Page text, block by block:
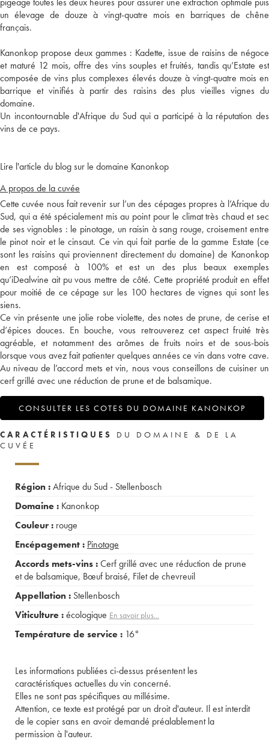
un élevage de douze à vingt-quatre mois en barriques de chêne
français.
Kanonkop propose deux gammes : Kadette, issue de raisins de négoce
et maturé 12 mois, offre des vins souples et fruités, tandis qu’Estate est
composée de vins plus complexes élevés douze à vingt-quatre mois en
barrique et vinifiés à partir des raisins des plus vieilles vignes du
domaine.
Un incontournable d'Afrique du Sud qui a participé à la réputation des
vins de ce pays.
Lire l'article du blog sur le domaine Kanonkop
A propos de la cuvée
Cette cuvée nous fait revenir sur l’un des cépages propres à l’Afrique du
Sud, qui a été spécialement mis au point pour le climat très chaud et sec
de ses vignobles : le pinotage, un raisin à sang rouge, croisement entre
le pinot noir et le cinsaut. Ce vin qui fait partie de la gamme Estate (ce
sont les raisins qui proviennent directement du domaine) de Kanonkop
en est composé à 100% et est un des plus beaux exemples
qu’iDealwine ait pu vous mettre de côté. Cette propriété produit en effet
pour moitié de ce cépage sur les 100 hectares de vignes qui sont les
siens.
Ce vin présente une jolie robe violette, des notes de prune, de cerise et
d’épices douces. En bouche, vous retrouverez cet aspect fruité très
agréable, et notamment des arômes de fruits noirs et de sous-bois
lorsque vous avez fait patienter quelques années ce vin dans votre cave.
Au niveau de l’accord mets et vin, nous vous conseillons de cuisiner un
cerf grillé avec une réduction de prune et de balsamique.
CONSULTER LES COTES DU DOMAINE KANONKOP
CARACTÉRISTIQUES
DU DOMAINE & DE LA
CUVÉE
Région :Afrique du Sud - Stellenbosch
Domaine : Kanonkop
Couleur : rouge
Encépagement : Pinotage
Accords mets-vins :Cerf grillé avec une réduction de prune
et de balsamique, Bœuf braisé, Filet de chevreuil
Appellation : Stellenbosch
Viticulture :écologique En savoir plus...
Température de service : 16°
Les informations publiées ci-dessus présentent les
caractéristiques actuelles du vin concerné.
Elles ne sont pas spécifiques au millésime.
Attention, ce texte est protégé par un droit d'auteur. Il est interdit
de le copier sans en avoir demandé préalablement la
permission à l'auteur.